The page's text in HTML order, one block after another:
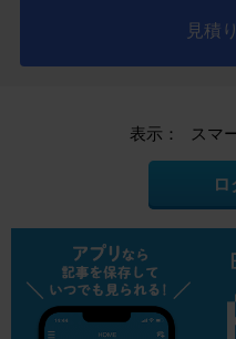
見積
表示： スマ
ロ